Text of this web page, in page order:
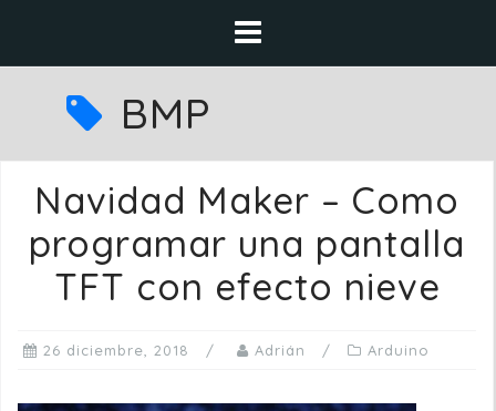
BMP
Navidad Maker – Como
programar una pantalla
TFT con efecto nieve
26 diciembre, 2018 Adrián Arduino